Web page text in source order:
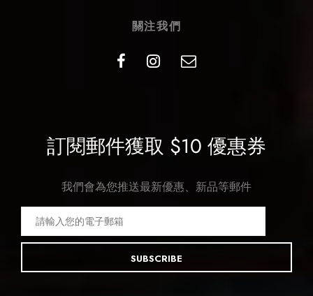
關注我們
訂閱郵件獲取 $10 優惠券
我們會為您推送最新優惠、新品等郵件
SUBSCRIBE